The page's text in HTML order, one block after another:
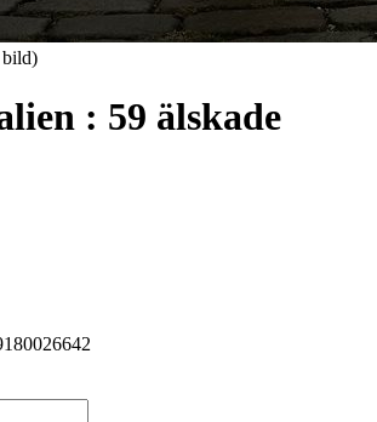
bild)
: 59 älskade